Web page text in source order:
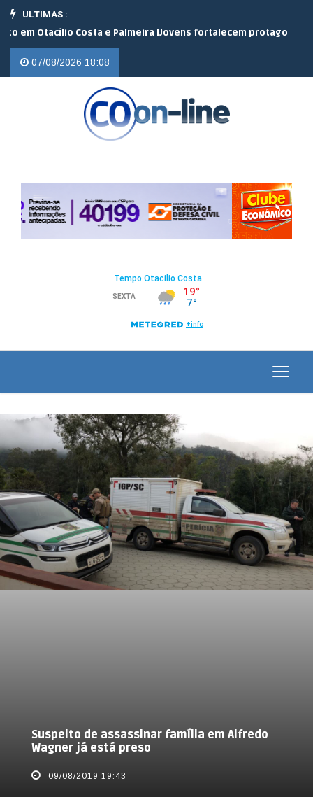
ULTIMAS :
Otacílio Costa e Palmeira |Jovens fortalecem protagonismo no
07/08/2026 18:08
Suspeito de assassinar família em Alfredo
Wagner já está preso
09/08/2019 19:43